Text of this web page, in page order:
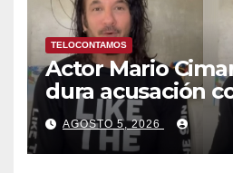
TELOCONTAMOS
Actor Mario
dura acusación
Telemundo y
que hacen en su
ilegal en EEUU
AGOSTO 5, 2026